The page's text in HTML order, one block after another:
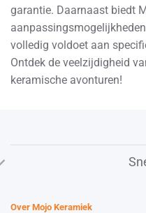
garantie. Daarnaast biedt
volledig voldoet aan
Ontdek de veelzijdigheid
keramische avonturen!
Over Mojo Keramiek